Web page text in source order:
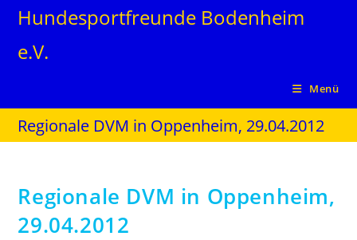
Hundesportfreunde Bodenheim
e.V.
Menü
Regionale DVM in Oppenheim, 29.04.2012
Regionale DVM in Oppenheim,
29.04.2012